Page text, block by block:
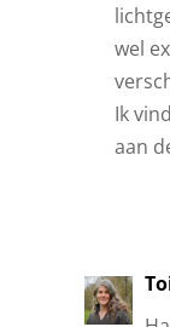
wel
Ik
aan